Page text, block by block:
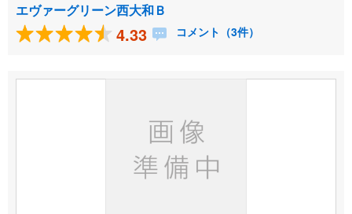
エヴァーグリーン西大和Ｂ
4.33 コメント（3件）